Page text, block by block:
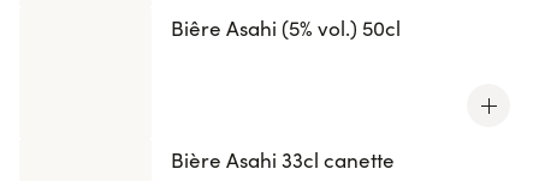
Biêre Asahi (5% vol.) 50cl
Bière Asahi 33cl canette